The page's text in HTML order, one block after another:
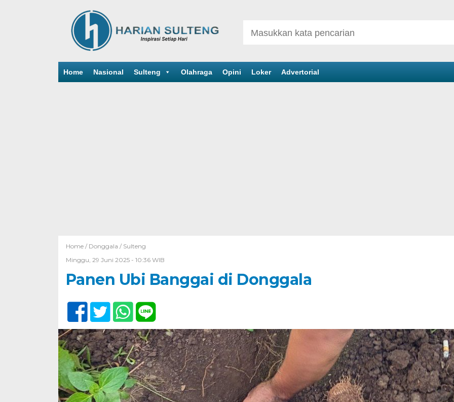
Home Nasional Sulteng Olahraga Opini Loker Advertorial
Home / Donggala / Sulteng
Minggu, 29 Juni 2025 - 10:36 WIB
Panen Ubi Banggai di Donggala